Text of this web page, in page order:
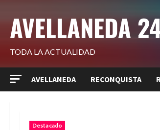
contenido
AVELLANEDA
TODA LA ACTUALIDAD
AVELLANEDA RECONQUISTA
Destacado